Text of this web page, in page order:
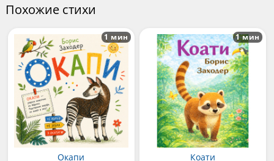
Похожие стихи
Окапи
1 мин
Коати
1 мин